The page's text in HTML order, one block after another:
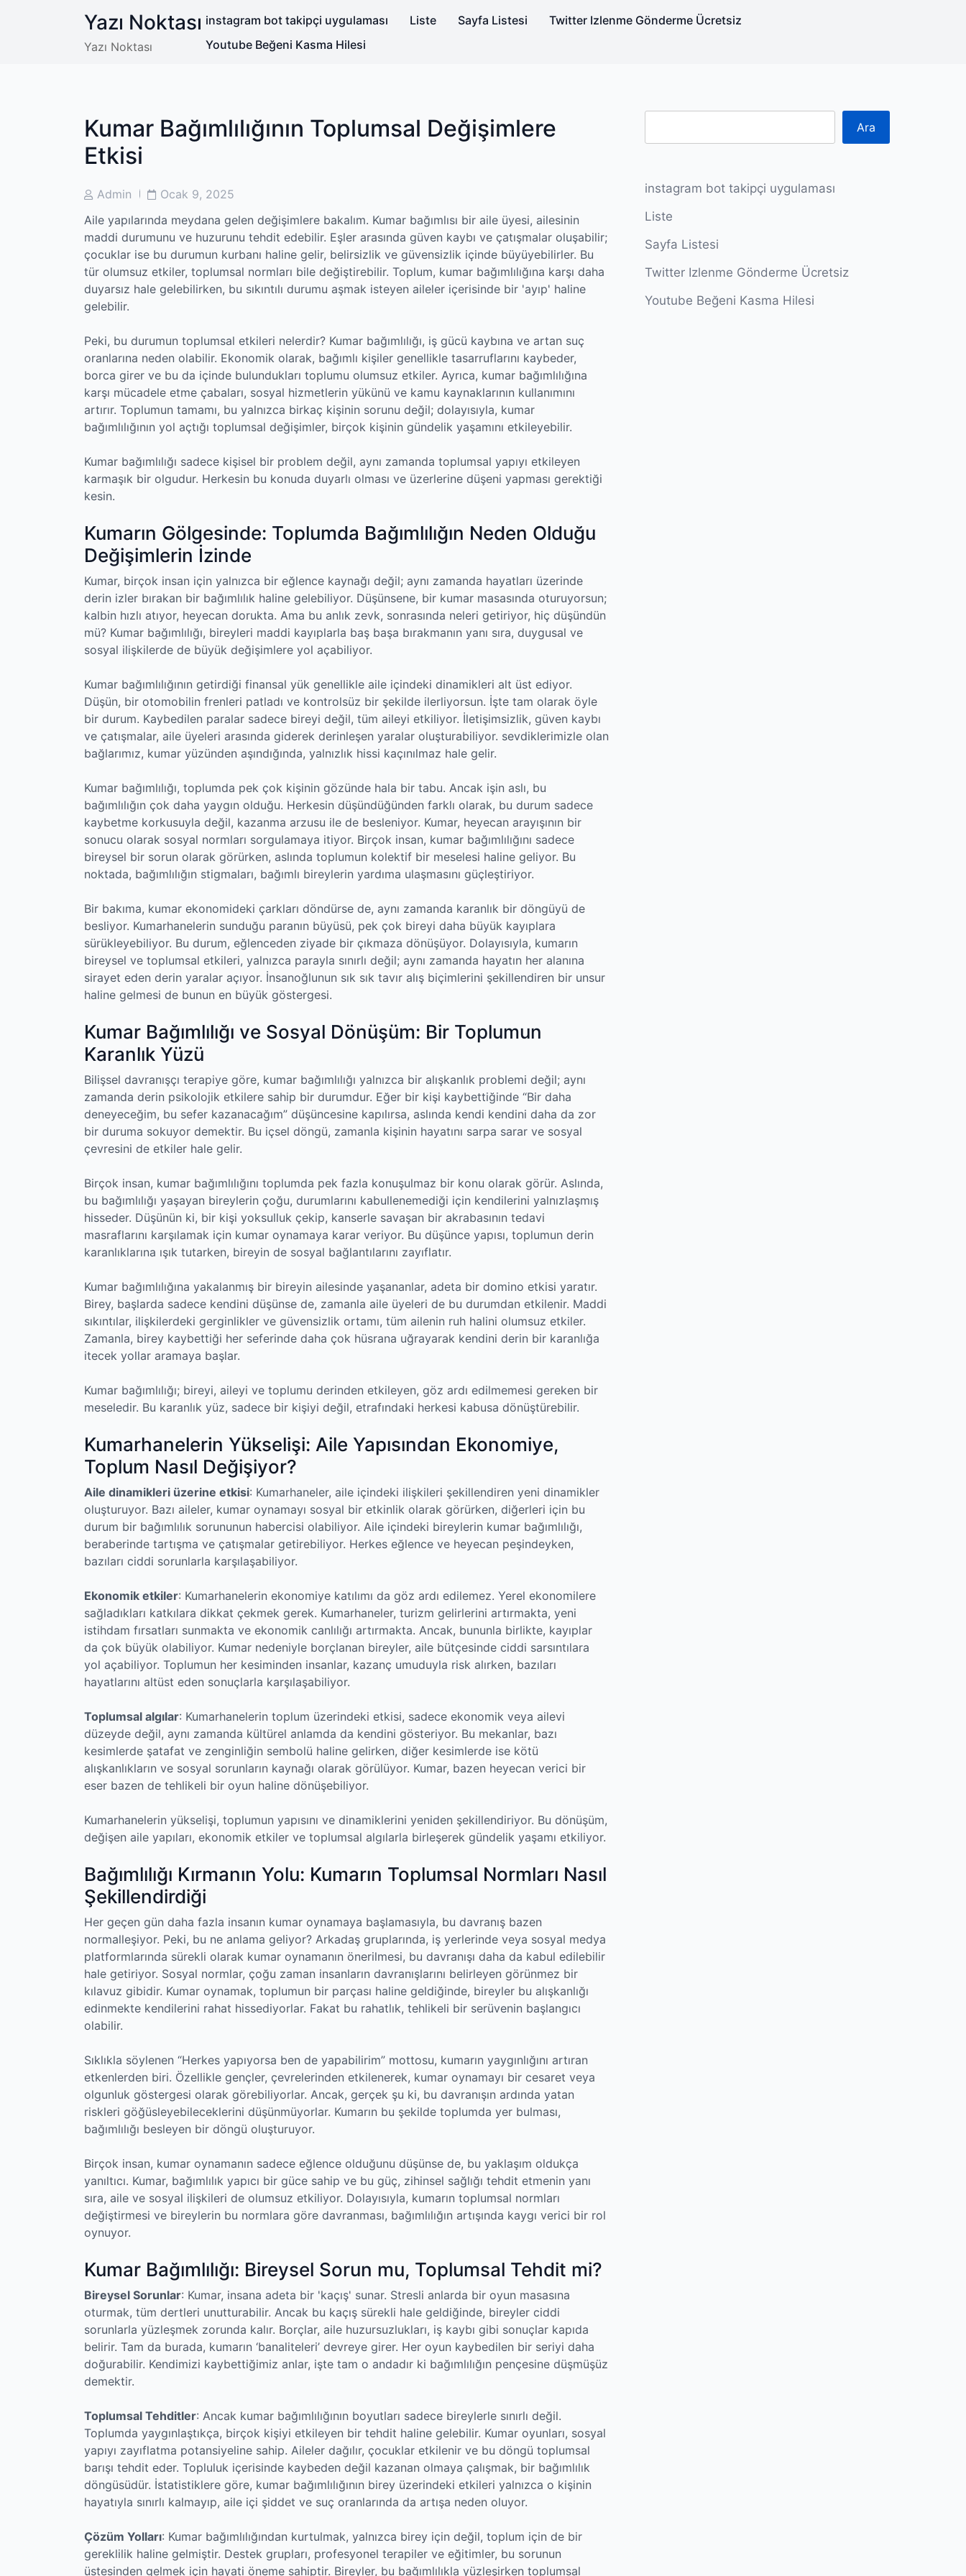
Yazı Noktası
Yazı Noktası
instagram bot takipçi uygulaması Liste Sayfa Listesi
Twitter Izlenme Gönderme Ücretsiz
Youtube Beğeni Kasma Hilesi
Kumar Bağımlılığının Toplumsal Değişimlere
Etkisi
PostAdmin
PostOcak 9, 2025
Aile yapılarında meydana gelen değişimlere bakalım. Kumar bağımlısı bir aile üyesi, ailesinin
maddi durumunu ve huzurunu tehdit edebilir. Eşler arasında güven kaybı ve çatışmalar oluşabilir;
çocuklar ise bu durumun kurbanı haline gelir, belirsizlik ve güvensizlik içinde büyüyebilirler. Bu
tür olumsuz etkiler, toplumsal normları bile değiştirebilir. Toplum, kumar bağımlılığına karşı daha
duyarsız hale gelebilirken, bu sıkıntılı durumu aşmak isteyen aileler içerisinde bir 'ayıp' haline
gelebilir.
Peki, bu durumun toplumsal etkileri nelerdir? Kumar bağımlılığı, iş gücü kaybına ve artan suç
oranlarına neden olabilir. Ekonomik olarak, bağımlı kişiler genellikle tasarruflarını kaybeder,
borca girer ve bu da içinde bulundukları toplumu olumsuz etkiler. Ayrıca, kumar bağımlılığına
karşı mücadele etme çabaları, sosyal hizmetlerin yükünü ve kamu kaynaklarının kullanımını
artırır. Toplumun tamamı, bu yalnızca birkaç kişinin sorunu değil; dolayısıyla, kumar
bağımlılığının yol açtığı toplumsal değişimler, birçok kişinin gündelik yaşamını etkileyebilir.
Kumar bağımlılığı sadece kişisel bir problem değil, aynı zamanda toplumsal yapıyı etkileyen
karmaşık bir olgudur. Herkesin bu konuda duyarlı olması ve üzerlerine düşeni yapması gerektiği
kesin.
Kumarın Gölgesinde: Toplumda Bağımlılığın Neden Olduğu
Değişimlerin İzinde
Kumar, birçok insan için yalnızca bir eğlence kaynağı değil; aynı zamanda hayatları üzerinde
derin izler bırakan bir bağımlılık haline gelebiliyor. Düşünsene, bir kumar masasında oturuyorsun;
kalbin hızlı atıyor, heyecan dorukta. Ama bu anlık zevk, sonrasında neleri getiriyor, hiç düşündün
mü? Kumar bağımlılığı, bireyleri maddi kayıplarla baş başa bırakmanın yanı sıra, duygusal ve
sosyal ilişkilerde de büyük değişimlere yol açabiliyor.
Kumar bağımlılığının getirdiği finansal yük genellikle aile içindeki dinamikleri alt üst ediyor.
Düşün, bir otomobilin frenleri patladı ve kontrolsüz bir şekilde ilerliyorsun. İşte tam olarak öyle
bir durum. Kaybedilen paralar sadece bireyi değil, tüm aileyi etkiliyor. İletişimsizlik, güven kaybı
ve çatışmalar, aile üyeleri arasında giderek derinleşen yaralar oluşturabiliyor. sevdiklerimizle olan
bağlarımız, kumar yüzünden aşındığında, yalnızlık hissi kaçınılmaz hale gelir.
Kumar bağımlılığı, toplumda pek çok kişinin gözünde hala bir tabu. Ancak işin aslı, bu
bağımlılığın çok daha yaygın olduğu. Herkesin düşündüğünden farklı olarak, bu durum sadece
kaybetme korkusuyla değil, kazanma arzusu ile de besleniyor. Kumar, heyecan arayışının bir
sonucu olarak sosyal normları sorgulamaya itiyor. Birçok insan, kumar bağımlılığını sadece
bireysel bir sorun olarak görürken, aslında toplumun kolektif bir meselesi haline geliyor. Bu
noktada, bağımlılığın stigmaları, bağımlı bireylerin yardıma ulaşmasını güçleştiriyor.
Bir bakıma, kumar ekonomideki çarkları döndürse de, aynı zamanda karanlık bir döngüyü de
besliyor. Kumarhanelerin sunduğu paranın büyüsü, pek çok bireyi daha büyük kayıplara
sürükleyebiliyor. Bu durum, eğlenceden ziyade bir çıkmaza dönüşüyor. Dolayısıyla, kumarın
bireysel ve toplumsal etkileri, yalnızca parayla sınırlı değil; aynı zamanda hayatın her alanına
sirayet eden derin yaralar açıyor. İnsanoğlunun sık sık tavır alış biçimlerini şekillendiren bir unsur
haline gelmesi de bunun en büyük göstergesi.
Kumar Bağımlılığı ve Sosyal Dönüşüm: Bir Toplumun
Karanlık Yüzü
Bilişsel davranışçı terapiye göre, kumar bağımlılığı yalnızca bir alışkanlık problemi değil; aynı
zamanda derin psikolojik etkilere sahip bir durumdur. Eğer bir kişi kaybettiğinde “Bir daha
deneyeceğim, bu sefer kazanacağım” düşüncesine kapılırsa, aslında kendi kendini daha da zor
bir duruma sokuyor demektir. Bu içsel döngü, zamanla kişinin hayatını sarpa sarar ve sosyal
çevresini de etkiler hale gelir.
Birçok insan, kumar bağımlılığını toplumda pek fazla konuşulmaz bir konu olarak görür. Aslında,
bu bağımlılığı yaşayan bireylerin çoğu, durumlarını kabullenemediği için kendilerini yalnızlaşmış
hisseder. Düşünün ki, bir kişi yoksulluk çekip, kanserle savaşan bir akrabasının tedavi
masraflarını karşılamak için kumar oynamaya karar veriyor. Bu düşünce yapısı, toplumun derin
karanlıklarına ışık tutarken, bireyin de sosyal bağlantılarını zayıflatır.
Kumar bağımlılığına yakalanmış bir bireyin ailesinde yaşananlar, adeta bir domino etkisi yaratır.
Birey, başlarda sadece kendini düşünse de, zamanla aile üyeleri de bu durumdan etkilenir. Maddi
sıkıntılar, ilişkilerdeki gerginlikler ve güvensizlik ortamı, tüm ailenin ruh halini olumsuz etkiler.
Zamanla, birey kaybettiği her seferinde daha çok hüsrana uğrayarak kendini derin bir karanlığa
itecek yollar aramaya başlar.
Kumar bağımlılığı; bireyi, aileyi ve toplumu derinden etkileyen, göz ardı edilmemesi gereken bir
meseledir. Bu karanlık yüz, sadece bir kişiyi değil, etrafındaki herkesi kabusa dönüştürebilir.
Kumarhanelerin Yükselişi: Aile Yapısından Ekonomiye,
Toplum Nasıl Değişiyor?
Aile dinamikleri üzerine etkisi: Kumarhaneler, aile içindeki ilişkileri şekillendiren yeni dinamikler
oluşturuyor. Bazı aileler, kumar oynamayı sosyal bir etkinlik olarak görürken, diğerleri için bu
durum bir bağımlılık sorununun habercisi olabiliyor. Aile içindeki bireylerin kumar bağımlılığı,
beraberinde tartışma ve çatışmalar getirebiliyor. Herkes eğlence ve heyecan peşindeyken,
bazıları ciddi sorunlarla karşılaşabiliyor.
Ekonomik etkiler: Kumarhanelerin ekonomiye katılımı da göz ardı edilemez. Yerel ekonomilere
sağladıkları katkılara dikkat çekmek gerek. Kumarhaneler, turizm gelirlerini artırmakta, yeni
istihdam fırsatları sunmakta ve ekonomik canlılığı artırmakta. Ancak, bununla birlikte, kayıplar
da çok büyük olabiliyor. Kumar nedeniyle borçlanan bireyler, aile bütçesinde ciddi sarsıntılara
yol açabiliyor. Toplumun her kesiminden insanlar, kazanç umuduyla risk alırken, bazıları
hayatlarını altüst eden sonuçlarla karşılaşabiliyor.
Toplumsal algılar: Kumarhanelerin toplum üzerindeki etkisi, sadece ekonomik veya ailevi
düzeyde değil, aynı zamanda kültürel anlamda da kendini gösteriyor. Bu mekanlar, bazı
kesimlerde şatafat ve zenginliğin sembolü haline gelirken, diğer kesimlerde ise kötü
alışkanlıkların ve sosyal sorunların kaynağı olarak görülüyor. Kumar, bazen heyecan verici bir
eser bazen de tehlikeli bir oyun haline dönüşebiliyor.
Kumarhanelerin yükselişi, toplumun yapısını ve dinamiklerini yeniden şekillendiriyor. Bu dönüşüm,
değişen aile yapıları, ekonomik etkiler ve toplumsal algılarla birleşerek gündelik yaşamı etkiliyor.
Bağımlılığı Kırmanın Yolu: Kumarın Toplumsal Normları Nasıl
Şekillendirdiği
Her geçen gün daha fazla insanın kumar oynamaya başlamasıyla, bu davranış bazen
normalleşiyor. Peki, bu ne anlama geliyor? Arkadaş gruplarında, iş yerlerinde veya sosyal medya
platformlarında sürekli olarak kumar oynamanın önerilmesi, bu davranışı daha da kabul edilebilir
hale getiriyor. Sosyal normlar, çoğu zaman insanların davranışlarını belirleyen görünmez bir
kılavuz gibidir. Kumar oynamak, toplumun bir parçası haline geldiğinde, bireyler bu alışkanlığı
edinmekte kendilerini rahat hissediyorlar. Fakat bu rahatlık, tehlikeli bir serüvenin başlangıcı
olabilir.
Sıklıkla söylenen “Herkes yapıyorsa ben de yapabilirim” mottosu, kumarın yaygınlığını artıran
etkenlerden biri. Özellikle gençler, çevrelerinden etkilenerek, kumar oynamayı bir cesaret veya
olgunluk göstergesi olarak görebiliyorlar. Ancak, gerçek şu ki, bu davranışın ardında yatan
riskleri göğüsleyebileceklerini düşünmüyorlar. Kumarın bu şekilde toplumda yer bulması,
bağımlılığı besleyen bir döngü oluşturuyor.
Birçok insan, kumar oynamanın sadece eğlence olduğunu düşünse de, bu yaklaşım oldukça
yanıltıcı. Kumar, bağımlılık yapıcı bir güce sahip ve bu güç, zihinsel sağlığı tehdit etmenin yanı
sıra, aile ve sosyal ilişkileri de olumsuz etkiliyor. Dolayısıyla, kumarın toplumsal normları
değiştirmesi ve bireylerin bu normlara göre davranması, bağımlılığın artışında kaygı verici bir rol
oynuyor.
Kumar Bağımlılığı: Bireysel Sorun mu, Toplumsal Tehdit mi?
Bireysel Sorunlar: Kumar, insana adeta bir 'kaçış' sunar. Stresli anlarda bir oyun masasına
oturmak, tüm dertleri unutturabilir. Ancak bu kaçış sürekli hale geldiğinde, bireyler ciddi
sorunlarla yüzleşmek zorunda kalır. Borçlar, aile huzursuzlukları, iş kaybı gibi sonuçlar kapıda
belirir. Tam da burada, kumarın ‘banaliteleri’ devreye girer. Her oyun kaybedilen bir seriyi daha
doğurabilir. Kendimizi kaybettiğimiz anlar, işte tam o andadır ki bağımlılığın pençesine düşmüşüz
demektir.
Toplumsal Tehditler: Ancak kumar bağımlılığının boyutları sadece bireylerle sınırlı değil.
Toplumda yaygınlaştıkça, birçok kişiyi etkileyen bir tehdit haline gelebilir. Kumar oyunları, sosyal
yapıyı zayıflatma potansiyeline sahip. Aileler dağılır, çocuklar etkilenir ve bu döngü toplumsal
barışı tehdit eder. Topluluk içerisinde kaybeden değil kazanan olmaya çalışmak, bir bağımlılık
döngüsüdür. İstatistiklere göre, kumar bağımlılığının birey üzerindeki etkileri yalnızca o kişinin
hayatıyla sınırlı kalmayıp, aile içi şiddet ve suç oranlarında da artışa neden oluyor.
Çözüm Yolları: Kumar bağımlılığından kurtulmak, yalnızca birey için değil, toplum için de bir
gereklilik haline gelmiştir. Destek grupları, profesyonel terapiler ve eğitimler, bu sorunun
üstesinden gelmek için hayati öneme sahiptir. Bireyler, bu bağımlılıkla yüzleşirken toplumsal
Ara
instagram bot takipçi uygulaması
Liste
Sayfa Listesi
Twitter Izlenme Gönderme Ücretsiz
Youtube Beğeni Kasma Hilesi